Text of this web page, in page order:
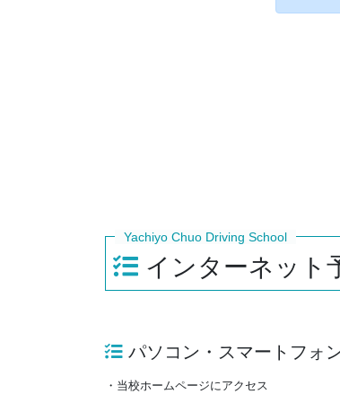
インターネット
パソコン・スマートフォ
・当校ホームページにアクセス